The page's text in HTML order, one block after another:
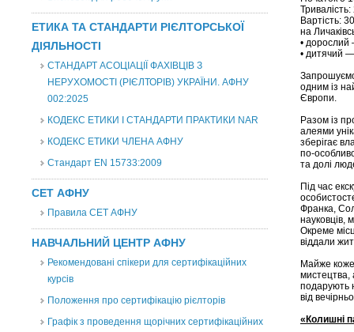
ЕТИКА ТА СТАНДАРТИ РІЄЛТОРСЬКОЇ
ДІЯЛЬНОСТІ
СТАНДАРТ АСОЦІАЦІЇ ФАХІВЦІВ З
НЕРУХОМОСТІ (РІЄЛТОРІВ) УКРАЇНИ. АФНУ
002:2025
КОДЕКС ЕТИКИ І СТАНДАРТИ ПРАКТИКИ NAR
КОДЕКС ЕТИКИ ЧЛЕНА АФНУ
Стандарт EN 15733:2009
СЕТ АФНУ
Правила СЕТ АФНУ
НАВЧАЛЬНИЙ ЦЕНТР АФНУ
Рекомендовані спікери для сертифікаційних
курсів
Положення про сертифікацію рієлторів
Графік з проведення щорічних сертифікаційних
Вартість:
на
• дорослий
• дитячий
одним із
Європи.
Разом із
алеями
зберігає
по-
та долі
Під час
Франка,
науковців,
Окреме
віддали
Майже
мистецтва,
подарують
від
«Колишні